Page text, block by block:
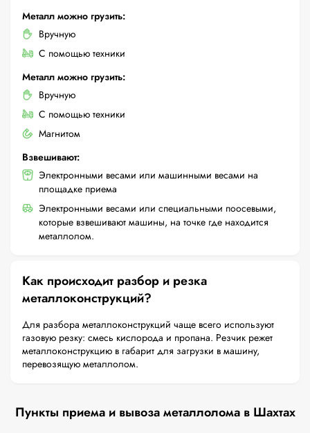
Металл можно грузить:
Вручную
С помощью техники
Металл можно грузить:
Вручную
С помощью техники
Магнитом
Взвешивают:
Электронными весами или машинными весами на
площадке приема
Электронными весами или специальными поосевыми,
которые взвешивают машины, на точке где находится
металлолом.
Как происходит разбор и резка
металлоконструкций?
Для разбора металлоконструкций чаще всего используют
газовую резку: смесь кислорода и пропана. Резчик режет
металлоконструкцию в габарит для загрузки в машину,
перевозящую металлолом.
Пункты приема и вывоза металлолома в Шахтах